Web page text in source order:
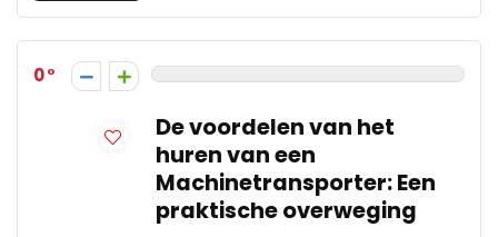
0
De voordelen van het
huren van een
Machinetransporter: Een
praktische overweging